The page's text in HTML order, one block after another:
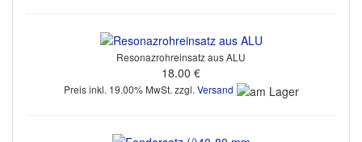
Resonazrohreinsatz aus ALU
18.00 €
Preis inkl. 19.00% MwSt. zzgl.Versand